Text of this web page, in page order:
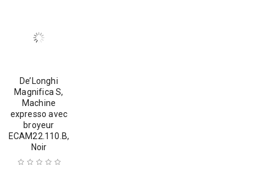
De’Longhi
Magnifica S,
Machine
expresso avec
broyeur
ECAM22.110.B,
Noir